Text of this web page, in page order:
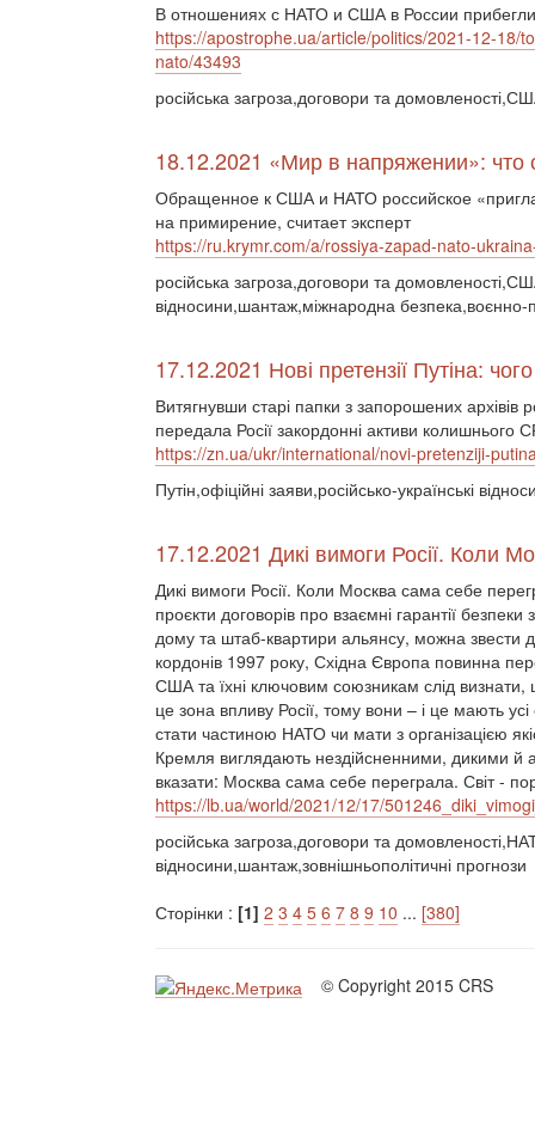
В отношениях с НАТО и США в России
https://apostrophe.ua/article/politics/2021-12-18/
nato/43493
російська загроза,договори та
18.12.2021 «Мир в напряжении»: что
Обращенное к США и НАТО российское
на примирение, считает эксперт
https://ru.krymr.com/a/rossiya-zapad-nato-
російська загроза,договори та
відносини,шантаж,міжнародна безпека,воєнно-
17.12.2021 Нові претензії Путіна:
Витягнувши старі папки з запорошених
передала Росії закордонні активи колишнього
https://zn.ua/ukr/international/novi-pretenziji-
Путін,офіційні заяви,російсько-українські
17.12.2021 Дикі вимоги Росії. Коли
Дикі вимоги Росії. Коли Москва сама себе
проєкти договорів про взаємні гарантії
дому та штаб-квартири альянсу, можна звести
кордонів 1997 року, Східна Європа повинна
США та їхні ключовим союзникам слід
це зона впливу Росії, тому вони – і це мають
стати частиною НАТО чи мати з організацією
Кремля виглядають нездійсненними, дикими й
вказати: Москва сама себе переграла. Світ -
https://lb.ua/world/2021/12/17/
російська загроза,договори та
відносини,шантаж,зовнішньополітичні прогнози
Сторінки : [1] 2 3 4 5 6 7 8 9 10 ... [380]
© Copyright 2015 CRS